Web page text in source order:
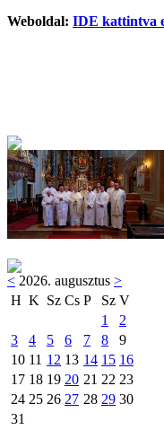
Weboldal: IDE kattintva
< 2026. augusztus >
H K Sz Cs P Sz V
1
2
3
4 5 6 7 8
9
10 11 12 13 14 15 16
17 18 19 20 21 22 23
24 25 26 27 28 29 30
31